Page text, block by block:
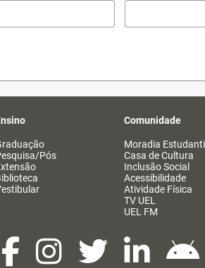
Pós
Comunidade
Moradia Estudantil
Casa de Cultura
Inclusão Social
Acessibilidade
Atividade Física
TV UEL
UEL FM